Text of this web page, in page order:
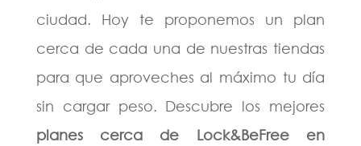
ciudad. Hoy te proponemos un plan
cerca de cada una de nuestras tiendas
para que aproveches al máximo tu día
sin cargar peso. Descubre los mejores
planes cerca de Lock&BeFree en